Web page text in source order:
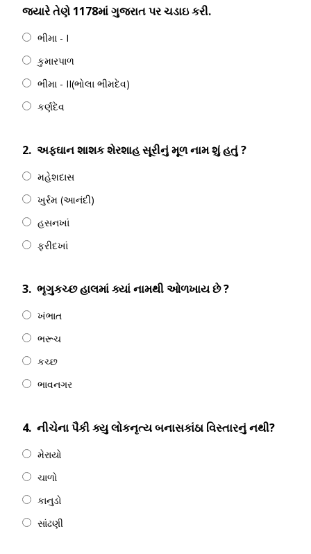
જ્યારે તેણે 1178માં ગુજરાત પર ચડાઇ કરી.
ભીમા - I
કુમારપાળ
ભીમા - II(ભોલા ભીમદેવ)
કર્ણદેવ
2. અફઘાન શાશક શેરશાહ સૂરીનું મૂળ નામ શું હતું ?
મહેશદાસ
ખુર્રમ (આનંદી)
હસનખાં
ફરીદખાં
3. ભૃગુકચ્છ હાલમાં ક્યાં નામથી ઓળખાય છે ?
ખંભાત
ભરૂચ
કચ્છ
ભાવનગર
4. નીચેના પૈકી ક્યુ લોકનૃત્ય બનાસકાંઠા વિસ્તારનું નથી?
મેરાયો
ચાળો
કાનુડો
સાંઢણી